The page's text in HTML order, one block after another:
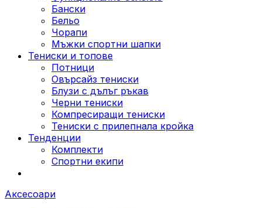
Бански
Бельо
Чорапи
Mъжки спортни шапки
Тениски и топове
Потници
Овърсайз тениски
Блузи с дълъг ръкав
Черни тениски
Компресиращи тениски
Тениски с прилепнала кройка
Тенденции
Комплекти
Спортни екипи
Аксесоари